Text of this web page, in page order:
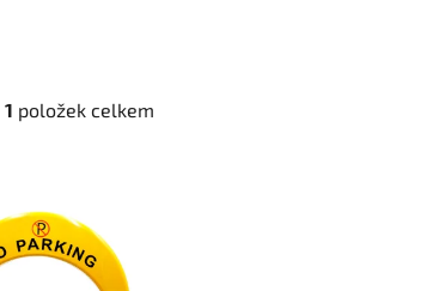
1 položek celkem